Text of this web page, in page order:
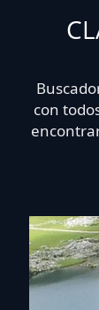
con